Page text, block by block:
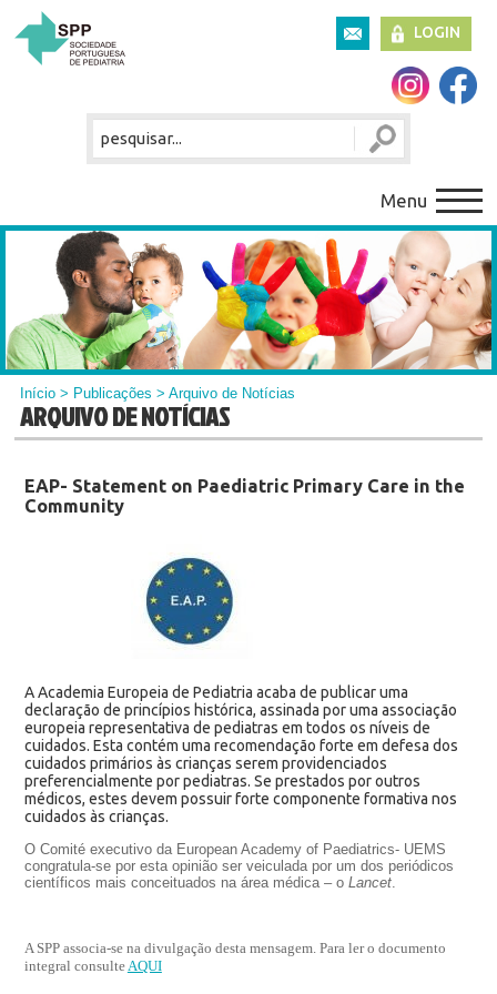
LOGIN
Menu
Início > Publicações > Arquivo de Notícias
ARQUIVO DE NOTÍCIAS
EAP- Statement on Paediatric Primary Care in the
Community
A Academia Europeia de Pediatria acaba de publicar uma
declaração de princípios histórica, assinada por uma associação
europeia representativa de pediatras em todos os níveis de
cuidados. Esta contém uma recomendação forte em defesa dos
cuidados primários às crianças serem providenciados
preferencialmente por pediatras. Se prestados por outros
médicos, estes devem possuir forte componente formativa nos
cuidados às crianças.
O Comité executivo da European Academy of Paediatrics- UEMS
congratula-se por esta opinião ser veiculada por um dos periódicos
científicos mais conceituados na área médica – o Lancet.
A SPP associa-se na divulgação desta mensagem. Para ler o documento
integral consulte AQUI